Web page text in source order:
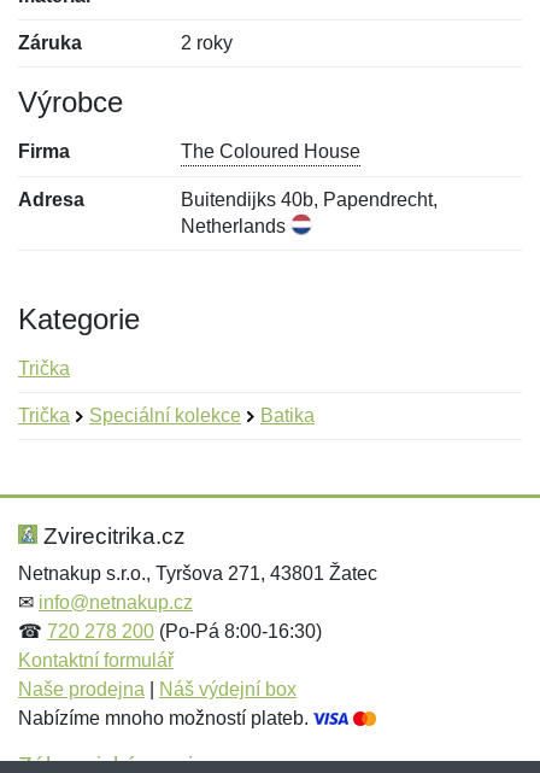
Záruka 2 roky
Výrobce
Firma The Coloured House
Adresa
Buitendijks 40b, Papendrecht,
Netherlands
Kategorie
Trička
Trička Speciální kolekce Batika
Hodnocení:
Jméno: *
Jméno:
E-mail:*
Zvirecitrika.cz
Netnakup s.r.o., Tyršova 271, 43801 Žatec
✉ info@netnakup.cz
☎ 720 278 200 (Po-Pá 8:00-16:30)
Kontaktní formulář
Naše prodejna
Náš výdejní box
Nabízíme mnoho možností plateb.
Zákaznický servis